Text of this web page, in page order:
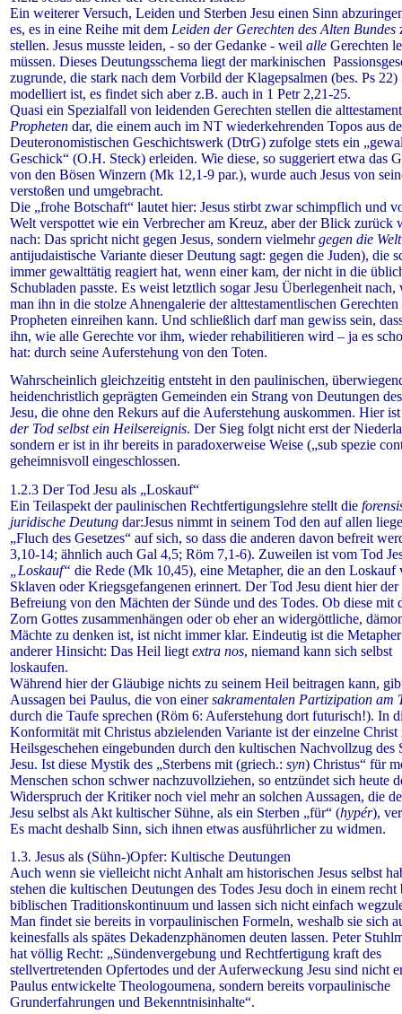
Ein weiterer Versuch, Leiden und Sterben Jesu einen Sinn
es, es in eine Reihe mit dem Leiden der Gerechten des Alten Bundes
stellen. Jesus musste leiden, - so der Gedanke - weil alle Gerechten
müssen. Dieses Deutungsschema liegt der markinischen
zugrunde, die stark nach dem Vorbild der Klagepsalmen (bes. Ps 22)
modelliert ist, es findet sich aber z.B. auch in 1 Petr 2,21-25.
Quasi ein Spezialfall von leidenden Gerechten stellen die
Propheten dar, die einem auch im NT wiederkehrenden Topos aus
Deuteronomistischen Geschichtswerk (DtrG) zufolge stets ein
Geschick“ (O.H. Steck) erleiden. Wie diese, so suggeriert etwa das
von den Bösen Winzern (Mk 12,1-9 par.), wurde auch Jesus von
verstoßen und umgebracht.
Die „frohe Botschaft“ lautet hier: Jesus stirbt zwar schimpflich und
Welt verspottet wie ein Verbrecher am Kreuz, aber der Blick zurück
nach: Das spricht nicht gegen Jesus, sondern vielmehrgegen die
antijudaistische Variante dieser Deutung sagt: gegen die Juden), die
immer gewalttätig reagiert hat, wenn einer kam, der nicht in die
Schubladen passte. Es weist letztlich sogar Jesu Überlegenheit nach,
man ihn in die stolze Ahnengalerie der alttestamentlischen Gerechten
Propheten einreihen kann. Und schließlich darf man gewiss sein,
ihn, wie alle Gerechte vor ihm, wieder rehabilitieren wird – ja es
hat: durch seine Auferstehung von den Toten.
Wahrscheinlich gleichzeitig entsteht in den paulinischen,
heidenchristlich geprägten Gemeinden ein Strang von Deutungen
Jesu, die ohne den Rekurs auf die Auferstehung auskommen. Hier
der Tod selbst ein Heilsereignis. Der Sieg folgt nicht erst der
sondern er ist in ihr bereits in paradoxerweise Weise („sub spezie
geheimnisvoll eingeschlossen.
1.2.3 Der Tod Jesu als „Loskauf“
Ein Teilaspekt der paulinischen Rechtfertigungslehre stellt die
juridische Deutung dar:Jesus nimmt in seinem Tod den auf allen
„Fluch des Gesetzes“ auf sich, so dass die anderen davon befreit
3,10-14; ähnlich auch Gal 4,5; Röm 7,1-6). Zuweilen ist vom Tod
„Loskauf“ die Rede (Mk 10,45), eine Metapher, die an den Loskauf
Sklaven oder Kriegsgefangenen erinnert. Der Tod Jesu dient hier der
Befreiung von den Mächten der Sünde und des Todes. Ob diese mit
Zorn Gottes zusammenhängen oder ob eher an widergöttliche,
Mächte zu denken ist, ist nicht immer klar. Eindeutig ist die
anderer Hinsicht: Das Heil liegt extra nos, niemand kann sich selbst
loskaufen.
Während hier der Gläubige nichts zu seinem Heil beitragen kann,
Aussagen bei Paulus, die von einersakramentalen Partizipation am
durch die Taufe sprechen (Röm 6: Auferstehung dort futurisch!). In
Konformität mit Christus abzielenden Variante ist der einzelne Christ
Heilsgeschehen eingebunden durch den kultischen Nachvollzug des
Jesu. Ist diese Mystik des „Sterbens mit (griech.: syn) Christus“ für
Menschen schon schwer nachzuvollziehen, so entzündet sich heute
Widerspruch der Kritiker noch viel mehr an solchen Aussagen, die
Jesu selbst als Akt kultischer Sühne, als ein Sterben „für“ (hypér),
Es macht deshalb Sinn, sich ihnen etwas ausführlicher zu widmen.
1.3. Jesus als (Sühn-)Opfer: Kultische Deutungen
Auch wenn sie vielleicht nicht Anhalt am historischen Jesus selbst
stehen die kultischen Deutungen des Todes Jesu doch in einem recht
biblischen Traditionskontinuum und lassen sich nicht einfach
Man findet sie bereits in vorpaulinischen Formeln, weshalb sie sich
keinesfalls als spätes Dekadenzphänomen deuten lassen. Peter
hat völlig Recht: „Sündenvergebung und Rechtfertigung kraft des
stellvertretenden Opfertodes und der Auferweckung Jesu sind nicht
Paulus entwickelte Theologoumena, sondern bereits vorpaulinische
Grunderfahrungen und Bekenntnisinhalte“.